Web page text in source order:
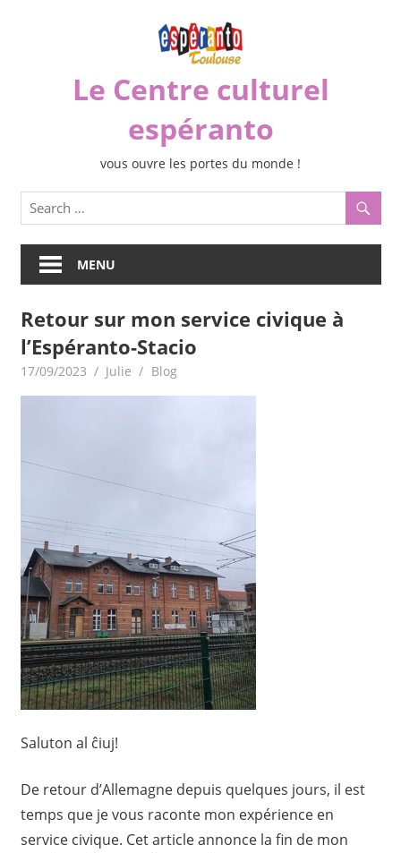
Le Centre culturel
espéranto
vous ouvre les portes du monde !
MENU
Retour sur mon service civique à
l’Espéranto-Stacio
17/09/2023 Julie Blog
Saluton al ĉiuj!
De retour d’Allemagne depuis quelques jours, il est
temps que je vous raconte mon expérience en
service civique. Cet article annonce la fin de mon